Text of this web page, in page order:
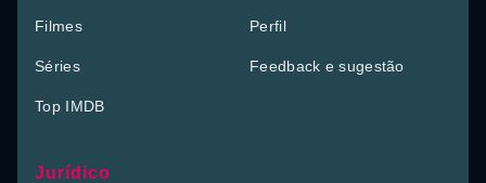
Filmes
Séries
Top IMDB
Perfil
Feedback e sugestão
Jurídico